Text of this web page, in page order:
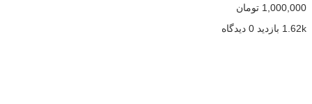
1,000,000 تومان
1.62k بازدید